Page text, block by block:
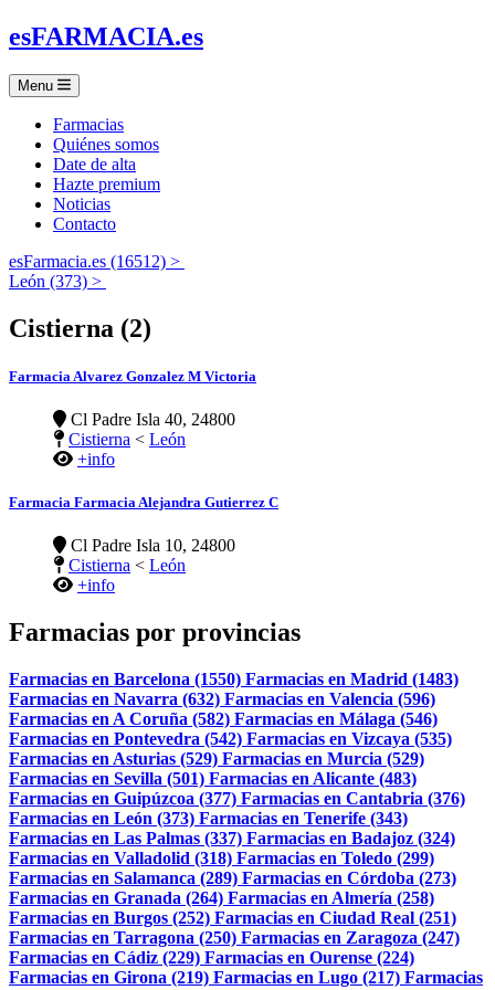
esFARMACIA.es
Menu
Farmacias
Quiénes somos
Date de alta
Hazte premium
Noticias
Contacto
esFarmacia.es (16512) >
León (373) >
Cistierna (2)
Farmacia Alvarez Gonzalez M Victoria
Cl Padre Isla 40, 24800
Cistierna < León
+info
Farmacia Farmacia Alejandra Gutierrez C
Cl Padre Isla 10, 24800
Cistierna < León
+info
Farmacias por provincias
Farmacias en Barcelona (1550) Farmacias en Madrid (1483)
Farmacias en Navarra (632) Farmacias en Valencia (596)
Farmacias en A Coruña (582) Farmacias en Málaga (546)
Farmacias en Pontevedra (542) Farmacias en Vizcaya (535)
Farmacias en Asturias (529) Farmacias en Murcia (529)
Farmacias en Sevilla (501) Farmacias en Alicante (483)
Farmacias en Guipúzcoa (377) Farmacias en Cantabria (376)
Farmacias en León (373) Farmacias en Tenerife (343)
Farmacias en Las Palmas (337) Farmacias en Badajoz (324)
Farmacias en Valladolid (318) Farmacias en Toledo (299)
Farmacias en Salamanca (289) Farmacias en Córdoba (273)
Farmacias en Granada (264) Farmacias en Almería (258)
Farmacias en Burgos (252) Farmacias en Ciudad Real (251)
Farmacias en Tarragona (250) Farmacias en Zaragoza (247)
Farmacias en Cádiz (229) Farmacias en Ourense (224)
Farmacias en Girona (219) Farmacias en Lugo (217) Farmacias